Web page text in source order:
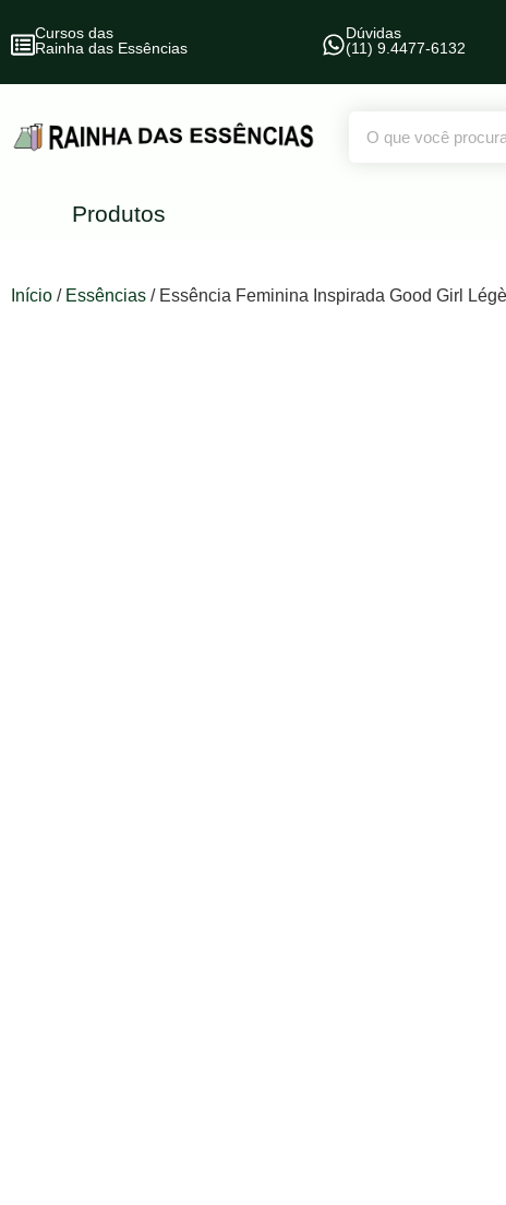
Cursos das
Rainha das Essências
Dúvidas
(11) 9.4477-6132
Produtos
Início / Essências / Essência Feminina Inspirada Good Girl